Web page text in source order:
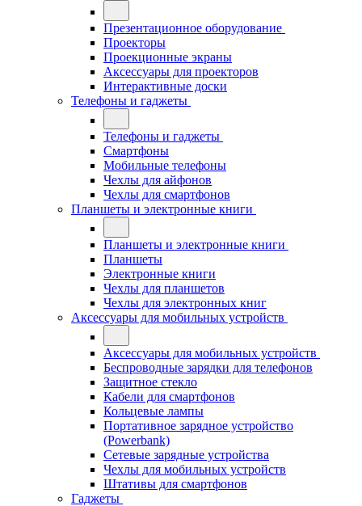
Презентационное оборудование
Проекторы
Проекционные экраны
Аксессуары для проекторов
Интерактивные доски
Телефоны и гаджеты
Телефоны и гаджеты
Смартфоны
Мобильные телефоны
Чехлы для айфонов
Чехлы для смартфонов
Планшеты и электронные книги
Планшеты и электронные книги
Планшеты
Электронные книги
Чехлы для планшетов
Чехлы для электронных книг
Аксессуары для мобильных устройств
Аксессуары для мобильных устройств
Беспроводные зарядки для телефонов
Защитное стекло
Кабели для смартфонов
Кольцевые лампы
Портативное зарядное устройство
(Powerbank)
Сетевые зарядные устройства
Чехлы для мобильных устройств
Штативы для смартфонов
Гаджеты